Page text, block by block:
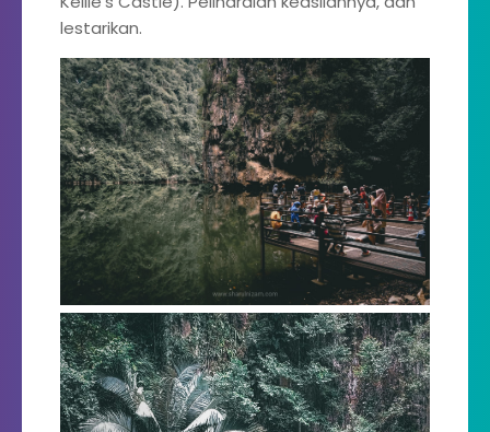
lestarikan.